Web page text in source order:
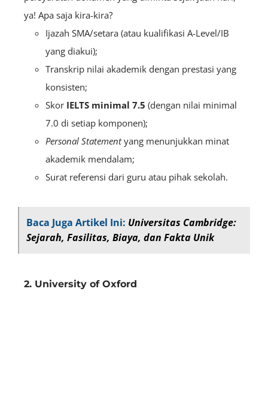
ya! Apa saja kira-kira?
Ijazah SMA/setara (atau kualifikasi A-Level/IB
yang diakui);
Transkrip nilai akademik dengan prestasi yang
konsisten;
Skor IELTS minimal 7.5 (dengan nilai minimal
7.0 di setiap komponen);
Personal Statementyang menunjukkan minat
akademik mendalam;
Surat referensi dari guru atau pihak sekolah.
Baca Juga Artikel Ini: Universitas Cambridge:
Sejarah, Fasilitas, Biaya, dan Fakta Unik
2. University of Oxford